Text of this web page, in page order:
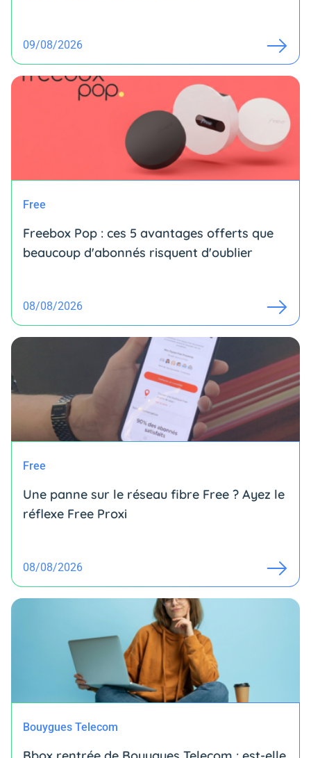
09/08/2026
Free
Freebox Pop : ces 5 avantages offerts que
beaucoup d'abonnés risquent d'oublier
08/08/2026
Free
Une panne sur le réseau fibre Free ? Ayez le
réflexe Free Proxi
08/08/2026
Bouygues Telecom